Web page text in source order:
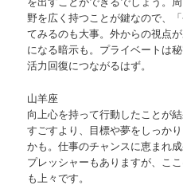
野を広く持つことが鍵なので、
てみるのも大事。外からの視点
になる暗示も。プライベートは
活力回復につながるはず。
山羊座
向上心を持って行動したことが
すごすより、目標や夢をしっか
かも。仕事のチャンスに恵まれ
プレッシャーもありますが、こ
も上々です。